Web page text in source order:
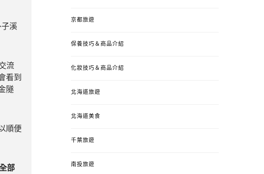
溪
流
看到
隧
順便
部
京都旅遊
保養技巧＆商品介紹
化妝技巧＆商品介紹
北海道旅遊
北海道美食
千葉旅遊
南投旅遊